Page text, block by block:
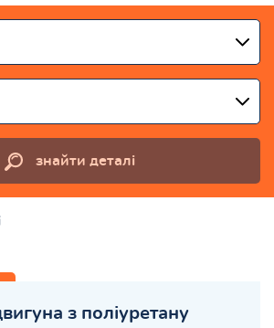
знайти деталі
з поліуретану